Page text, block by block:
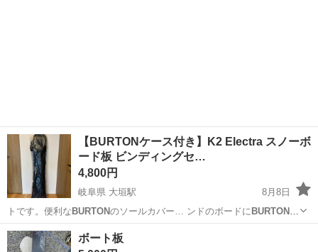
【BURTONケース付き】K2 Electra スノーボ
ード板 ビンディングセ…
4,800円
岐阜県 大垣駅
8月8日
トです。便利な BURTONのソールカバー… ンドのボードに BURTON の
ケース付きで…
岐阜 大垣市 大垣駅
ボート板